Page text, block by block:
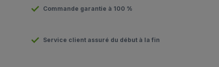
Commande garantie à 100 %
Service client assuré du début à la fin